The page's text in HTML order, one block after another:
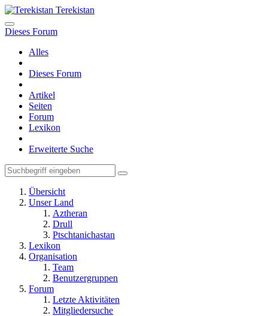
Terekistan
Dieses Forum
Alles
Dieses Forum
Artikel
Seiten
Forum
Lexikon
Erweiterte Suche
Übersicht
Unser Land
Aztheran
Drull
Ptschtanichastan
Lexikon
Organisation
Team
Benutzergruppen
Forum
Letzte Aktivitäten
Mitgliedersuche